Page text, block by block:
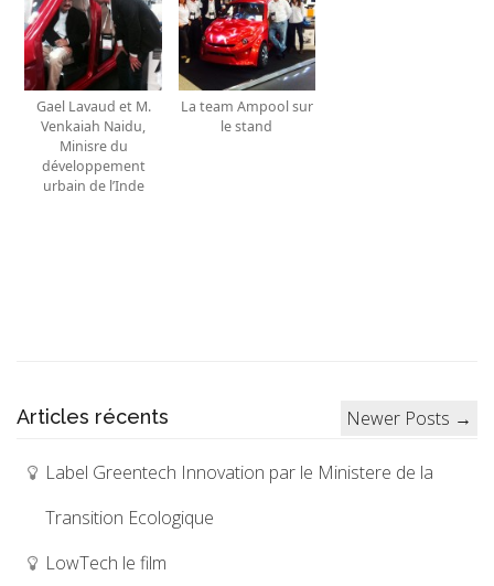
Gael Lavaud et M.
Venkaiah Naidu,
Minisre du
développement
urbain de l’Inde
La team Ampool sur
le stand
Newer Posts →
Articles récents
Label Greentech Innovation par le Ministere de la
Transition Ecologique
LowTech le film